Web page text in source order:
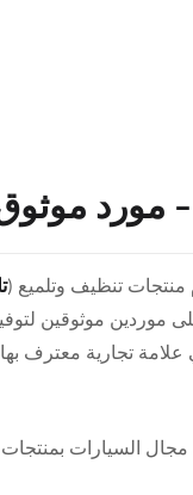
– مورد
منتجات تنظيف وتلميع (
موردين موثوقين
تجارية معترف
السيارات بمنتجات